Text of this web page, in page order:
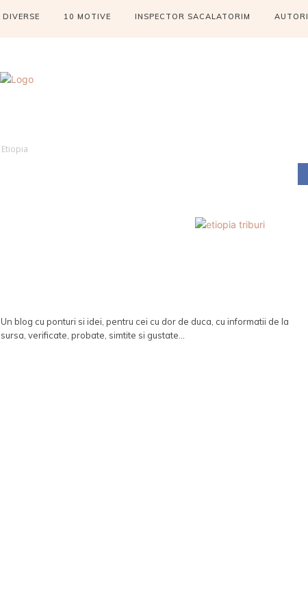
DIVERSE 10 MOTIVE INSPECTOR SACALATORIM AUTORI
Etiopia
Un blog cu ponturi si idei, pentru cei cu dor de duca, cu informatii de la
sursa, verificate, probate, simtite si gustate...